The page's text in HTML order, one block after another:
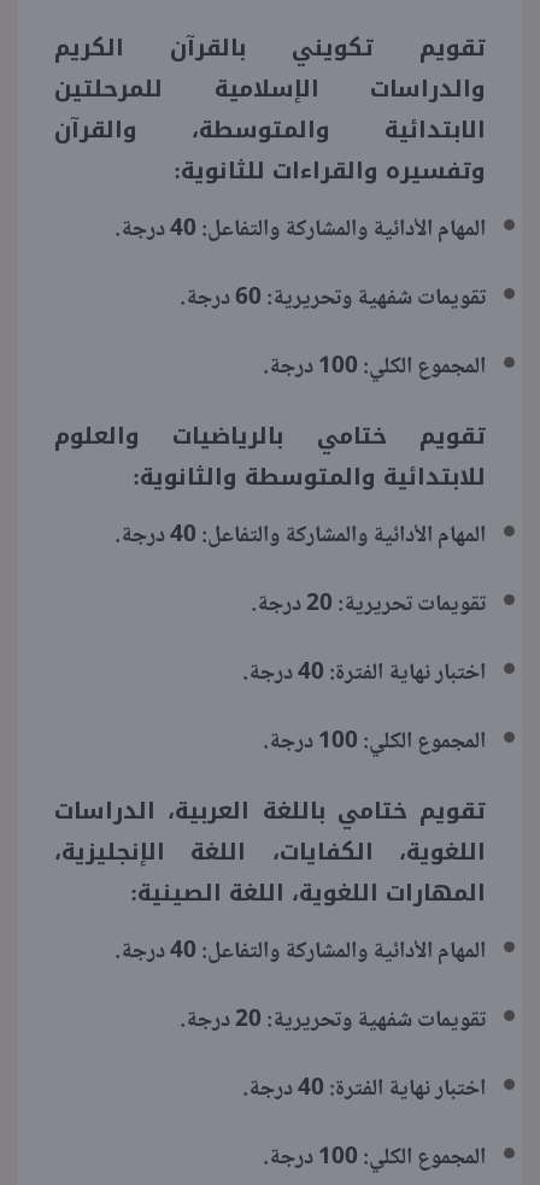
تقويم تكويني بالقرآن الكريم
والدراسات الإسلامية للمرحلتين
الابتدائية والمتوسطة، والقرآن
وتفسيره والقراءات للثانوية:
المهام الأدائية والمشاركة والتفاعل: 40 درجة.
تقويمات شفهية وتحريرية: 60 درجة.
المجموع الكلي: 100 درجة.
تقويم ختامي بالرياضيات والعلوم
للابتدائية والمتوسطة والثانوية:
المهام الأدائية والمشاركة والتفاعل: 40 درجة.
تقويمات تحريرية: 20 درجة.
اختبار نهاية الفترة: 40 درجة.
المجموع الكلي: 100 درجة.
تقويم ختامي باللغة العربية، الدراسات
اللغوية، الكفايات، اللغة الإنجليزية،
المهارات اللغوية، اللغة الصينية:
المهام الأدائية والمشاركة والتفاعل: 40 درجة.
تقويمات شفهية وتحريرية: 20 درجة.
اختبار نهاية الفترة: 40 درجة.
المجموع الكلي: 100 درجة.